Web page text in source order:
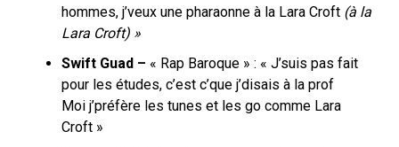
hommes, j’veux une pharaonne à la Lara Croft (à la
Lara Croft) »
Swift Guad – « Rap Baroque » : « J’suis pas fait
pour les études, c’est c’que j’disais à la prof
Moi j’préfère les tunes et les go comme Lara
Croft »